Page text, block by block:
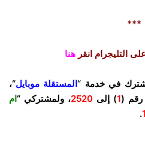
***
التليجرام انقر هنا
في خدمة “المستقلة موبايل“،
رقم (1) إلى 2520، ولمشتركي “ام
.